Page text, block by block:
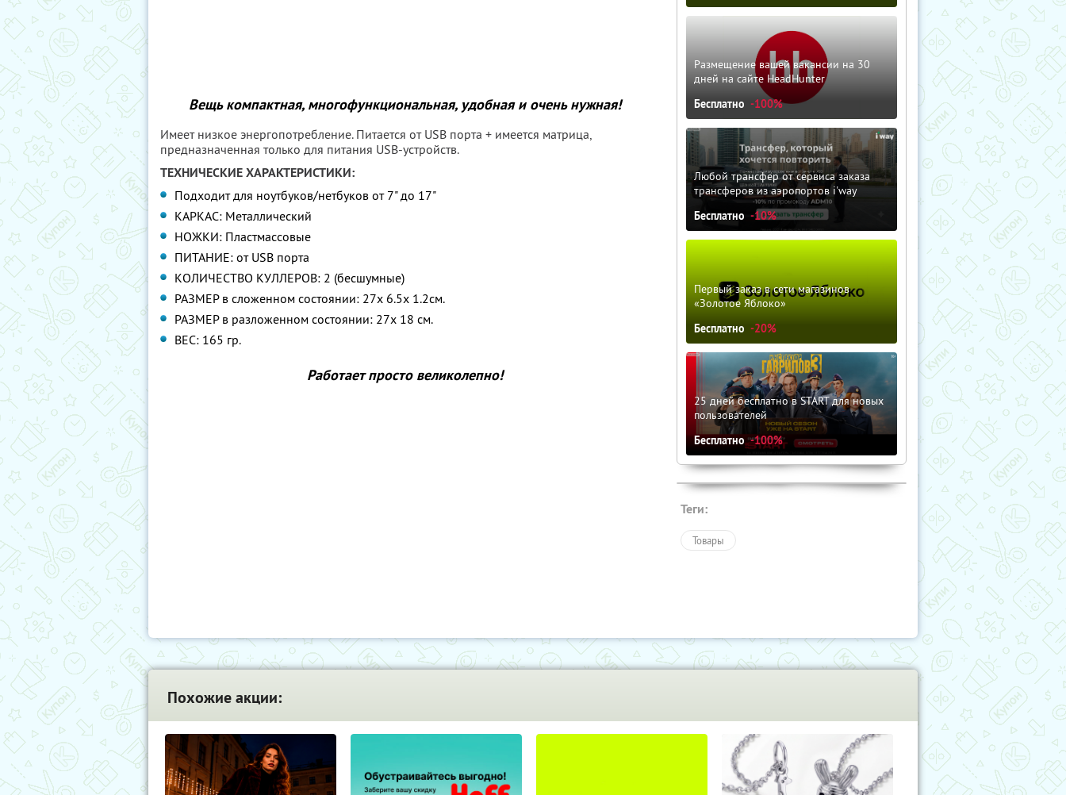
Вещь компактная, многофункциональная, удобная и очень нужная!
Имеет низкое энергопотребление. Питается от USB порта + имеется матрица,
предназначенная только для питания USB-устройств.
ТЕХНИЧЕСКИЕ ХАРАКТЕРИСТИКИ:
Подходит для ноутбуков/нетбуков от 7" до 17"
КАРКАС: Металлический
НОЖКИ: Пластмассовые
ПИТАНИЕ: от USB порта
КОЛИЧЕСТВО КУЛЛЕРОВ: 2 (бесшумные)
РАЗМЕР в сложенном состоянии: 27x 6.5x 1.2см.
РАЗМЕР в разложенном состоянии: 27x 18 см.
ВЕС: 165 гр.
Работает просто великолепно!
Размещение вашей вакансии на 30
дней на сайте HeadHunter
Бесплатно -100%
Любой трансфер от сервиса заказа
трансферов из аэропортов i'way
Бесплатно -10%
Первый заказ в сети магазинов
«Золотое Яблоко»
Бесплатно -20%
25 дней бесплатно в START для новых
пользователей
Бесплатно -100%
Теги:
Товары
Похожие акции: